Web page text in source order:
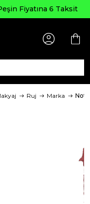
Fiyatına 6 Taksit
Ruj Marka Note